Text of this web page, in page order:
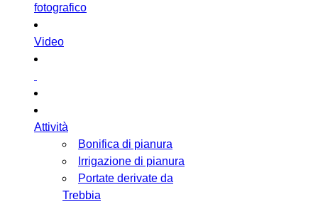
fotografico
Video
Attività
Bonifica di pianura
Irrigazione di pianura
Portate derivate da
Trebbia